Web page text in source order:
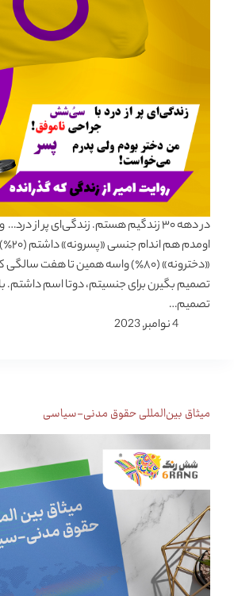
در دهه ۳۰ زندگیم هستم. زندگی‌ای پر از
اومدم هم
«دخترونه» (۸۰٪) واسه همین تا هفت
تصمیم بگیرن برای جنسیتم، دوتا اسم داشتم.
تصمیم…
4 نوامبر, 2023
میثاق بین‌المللی حقوق مدنی-سیاسی